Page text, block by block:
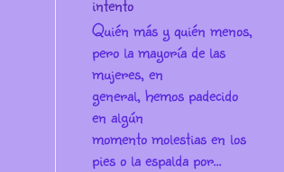
Quién más y quién menos,
pero la mayoría de las
mujeres, en
general, hemos padecido
en algún
momento molestias en los
pies o la espalda por...